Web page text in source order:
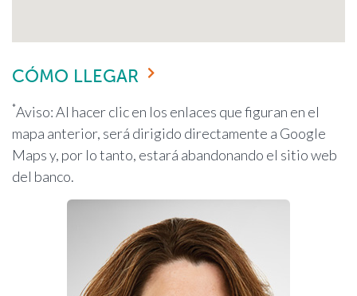
CÓMO LLEGAR
*Aviso: Al hacer clic en los enlaces que figuran en el
mapa anterior, será dirigido directamente a Google
Maps y, por lo tanto, estará abandonando el sitio web
del banco.